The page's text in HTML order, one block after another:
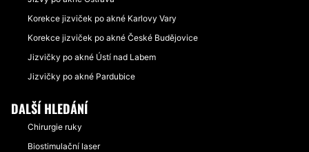
Korekce jizviček po akné Karlovy Vary
Korekce jizviček po akné České Budějovice
Jizvičky po akné Ústí nad Labem
Jizvičky po akné Pardubice
DALŠÍ HLEDÁNÍ
Chirurgie ruky
Biostimulační laser